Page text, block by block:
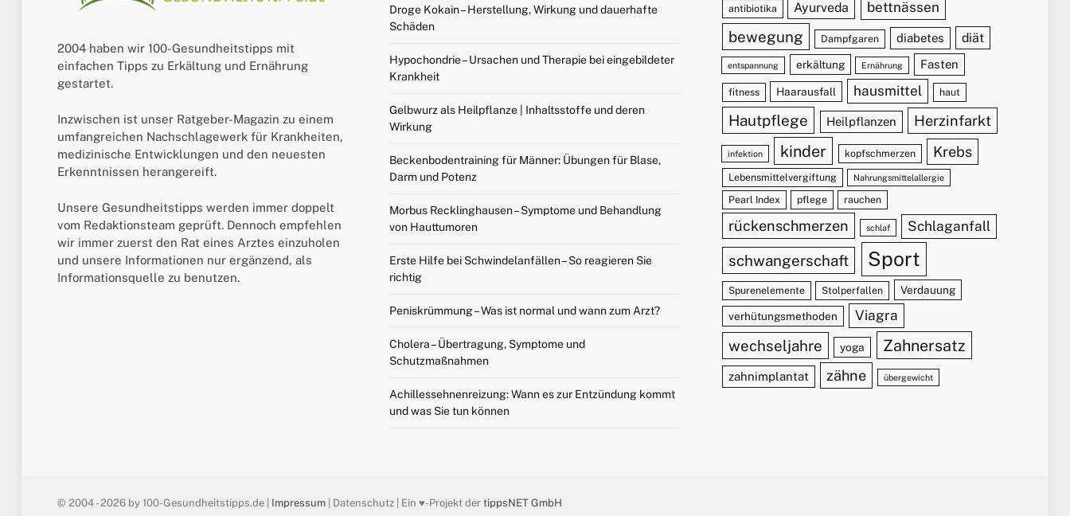
2004 haben wir 100-Gesundheitstipps mit
einfachen Tipps zu Erkältung und Ernährung
gestartet.
Inzwischen ist unser Ratgeber-Magazin zu einem
umfangreichen Nachschlagewerk für Krankheiten,
medizinische Entwicklungen und den neuesten
Erkenntnissen herangereift.
Unsere Gesundheitstipps werden immer doppelt
vom Redaktionsteam geprüft. Dennoch empfehlen
wir immer zuerst den Rat eines Arztes einzuholen
und unsere Informationen nur ergänzend, als
Informationsquelle zu benutzen.
Droge Kokain – Herstellung, Wirkung und dauerhafte
Schäden
Hypochondrie – Ursachen und Therapie bei eingebildeter
Krankheit
Gelbwurz als Heilpflanze | Inhaltsstoffe und deren
Wirkung
Beckenbodentraining für Männer: Übungen für Blase,
Darm und Potenz
Morbus Recklinghausen – Symptome und Behandlung
von Hauttumoren
Erste Hilfe bei Schwindelanfällen – So reagieren Sie
richtig
Peniskrümmung – Was ist normal und wann zum Arzt?
Cholera – Übertragung, Symptome und
Schutzmaßnahmen
Achillessehnenreizung: Wann es zur Entzündung kommt
und was Sie tun können
antibiotika Ayurveda bettnässen
bewegung Dampfgaren diabetes diät
entspannung erkältung Ernährung Fasten
fitness Haarausfall hausmittel haut
Hautpflege Heilpflanzen Herzinfarkt
infektion kinder kopfschmerzen Krebs
Lebensmittelvergiftung Nahrungsmittelallergie
Pearl Index pflege rauchen
rückenschmerzen schlaf Schlaganfall
schwangerschaft Sport
Spurenelemente Stolperfallen Verdauung
verhütungsmethoden Viagra
wechseljahre yoga Zahnersatz
zahnimplantat zähne übergewicht
© 2004 - 2026 by 100-Gesundheitstipps.de | Impressum | Datenschutz | Ein ♥️-Projekt der tippsNET GmbH